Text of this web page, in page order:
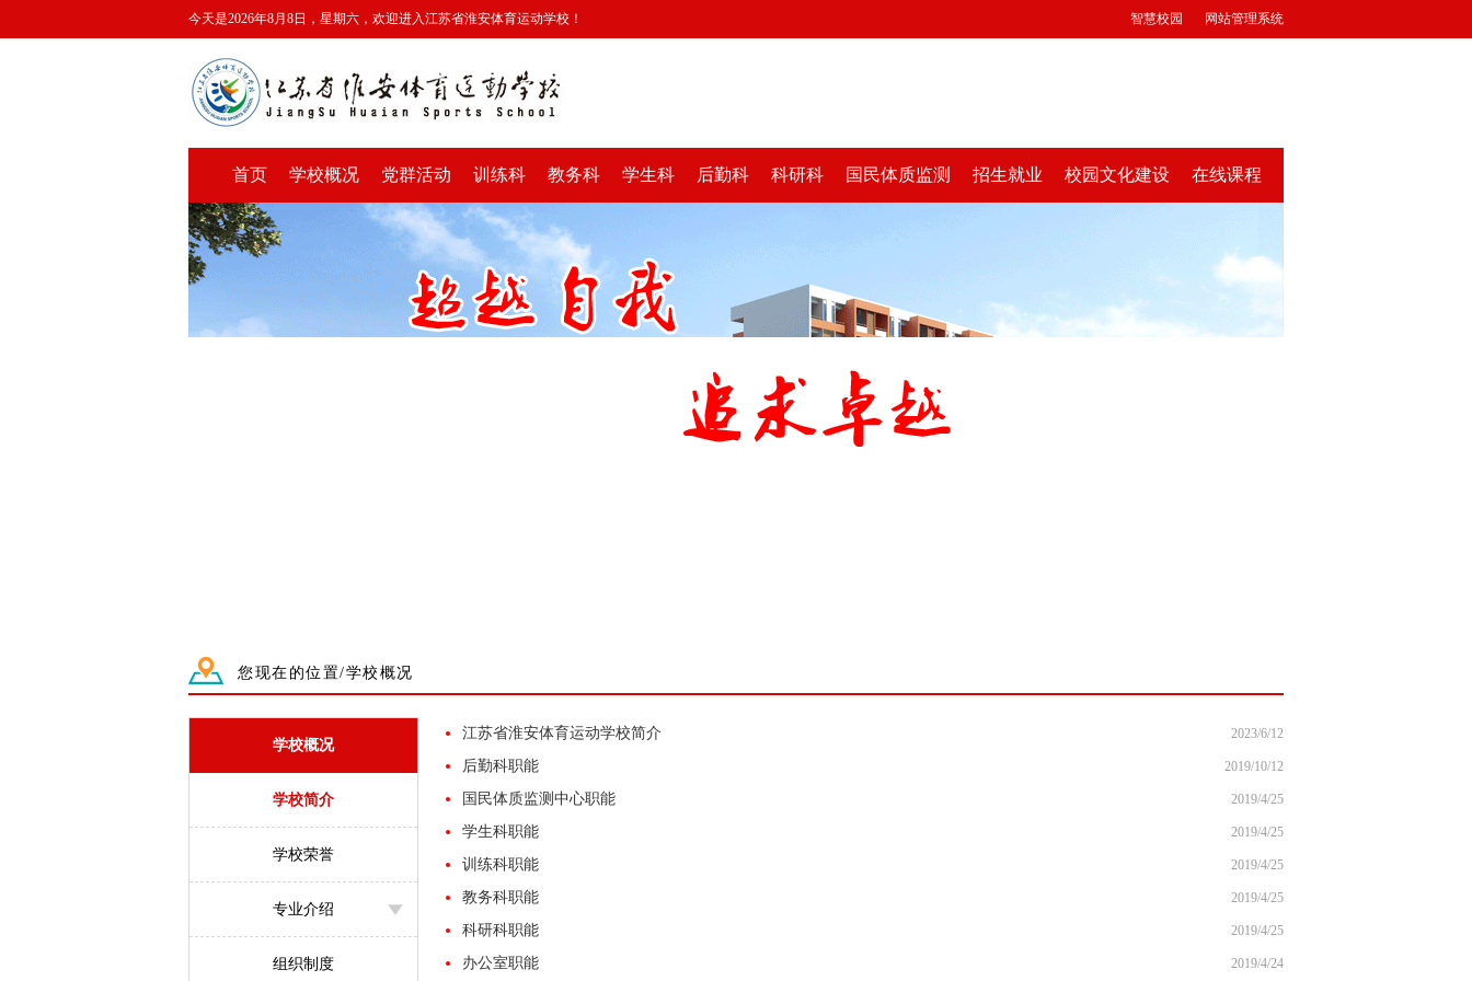
今天是2026年8月8日，星期六，欢迎进入江苏省淮安体育运动学校！ 网站管理系统
智慧校园
首页 学校概况 党群活动 训练科 教务科 学生科 后勤科 科研科 国民体质监测 招生就业 校园文化建设 在线课程
您现在的位置/学校概况
学校概况
学校简介
学校荣誉
专业介绍
组织制度
江苏省淮安体育运动学校简介 2023/6/12
后勤科职能 2019/10/12
国民体质监测中心职能 2019/4/25
学生科职能 2019/4/25
训练科职能 2019/4/25
教务科职能 2019/4/25
科研科职能 2019/4/25
办公室职能 2019/4/24